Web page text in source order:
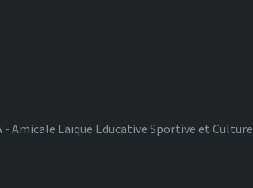
- Amicale Laïque Educative Sportive et